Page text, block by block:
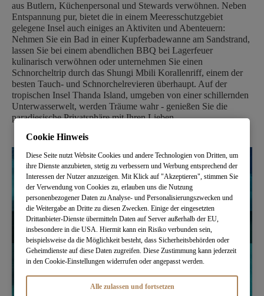
aus Butlern, Küchenpersonal und Stewards verwöhnen. Neben
Entspannung pur, bietet die in einem Meeresschutzgebiet
gelegene Insel auch einiges an Aktiviten und Abenteuern:
Nehmen Sie ein Bad in einer Kupferbadewanne am Sandstrand,
lassen Sie bei einem abendlichen BBQ bei Lagerfeuer
kulinarisch verwöhnen oder unternehmen Sie einen
Schnorcheltrip durch das Shungi Mbili Korallenriff, einem der
besten Tauch- und Schnorchelrevieren überhaupt. Auf der
tropischen Insel Thanda Island, umgeben von einer schillernden
Unterwasserwelt, werden Träume wahr - genießen Sie die
paradiesische Privatsphäre mit Ihren Lieben.
Cookie Hinweis
Diese Seite nutzt Website Cookies und andere Technologien von Dritten, um
ihre Dienste anzubieten, stetig zu verbessern und Werbung entsprechend der
Interessen der Nutzer anzuzeigen. Mit Klick auf "Akzeptieren", stimmen Sie
der Verwendung von Cookies zu, erlauben uns die Nutzung
personenbezogener Daten zu Analyse- und Personalisierungszwecken und
die Weitergabe an Dritte zu diesen Zwecken. Einige der eingesetzten
Drittanbieter-Dienste übermitteln Daten auf Server außerhalb der EU,
insbesondere in die USA. Hiermit kann ein Risiko verbunden sein,
beispielsweise da die Möglichkeit besteht, dass Sicherheitsbehörden oder
Geheimdienste auf diese Daten zugreifen. Diese Zustimmung kann jederzeit
in den Cookie-Einstellungen widerrufen oder angepasst werden.
Alle zulassen und fortsetzen